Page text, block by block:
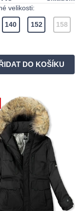
velikosti:
140 152 158